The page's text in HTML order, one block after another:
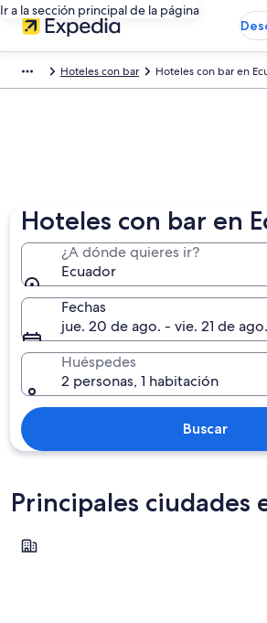
Ir a la sección principal de la página
Hoteles con bar Hoteles con bar en
Hoteles con bar en
¿A dónde quieres ir?
Ecuador
Fechas
jue. 20 de ago. - vie. 21 de ago.
Huéspedes
2 personas, 1 habitación
Buscar
Principales ciudades
Guayaquil